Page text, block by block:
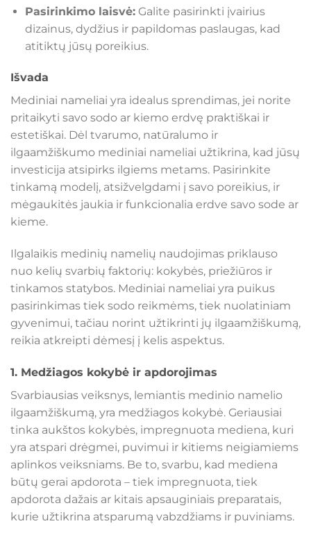
Pasirinkimo laisvė:Galite pasirinkti įvairius
dizainus, dydžius ir papildomas paslaugas, kad
atitiktų jūsų poreikius.
Išvada
Mediniai nameliai yra idealus sprendimas, jei norite
pritaikyti savo sodo ar kiemo erdvę praktiškai ir
estetiškai. Dėl tvarumo, natūralumo ir
ilgaamžiškumo mediniai nameliai užtikrina, kad jūsų
investicija atsipirks ilgiems metams. Pasirinkite
tinkamą modelį, atsižvelgdami į savo poreikius, ir
mėgaukitės jaukia ir funkcionalia erdve savo sode ar
kieme.
Ilgalaikis medinių namelių naudojimas priklauso
nuo kelių svarbių faktorių: kokybės, priežiūros ir
tinkamos statybos. Mediniai nameliai yra puikus
pasirinkimas tiek sodo reikmėms, tiek nuolatiniam
gyvenimui, tačiau norint užtikrinti jų ilgaamžiškumą,
reikia atkreipti dėmesį į kelis aspektus.
1. Medžiagos kokybė ir apdorojimas
Svarbiausias veiksnys, lemiantis medinio namelio
ilgaamžiškumą, yra medžiagos kokybė. Geriausiai
tinka aukštos kokybės, impregnuota mediena, kuri
yra atspari drėgmei, puvimui ir kitiems neigiamiems
aplinkos veiksniams. Be to, svarbu, kad mediena
būtų gerai apdorota – tiek impregnuota, tiek
apdorota dažais ar kitais apsauginiais preparatais,
kurie užtikrina atsparumą vabzdžiams ir puviniams.